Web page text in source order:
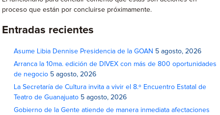
proceso que están por concluirse próximamente.
Entradas recientes
Asume Libia Dennise Presidencia de la GOAN 5 agosto, 2026
Arranca la 10ma. edición de DIVEX con más de 800 oportunidades
de negocio 5 agosto, 2026
La Secretaría de Cultura invita a vivir el 8.º Encuentro Estatal de
Teatro de Guanajuato 5 agosto, 2026
Gobierno de la Gente atiende de manera inmediata afectaciones